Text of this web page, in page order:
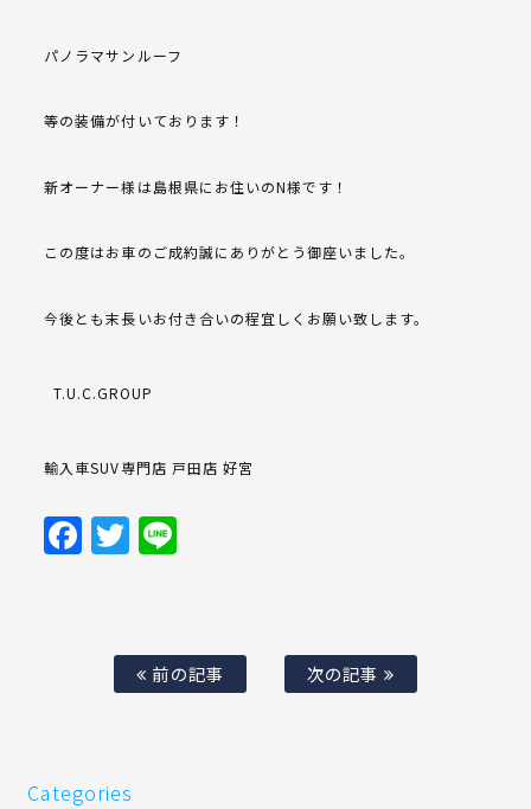
パノラマサンルーフ
等の装備が付いております！
新オーナー様は島根県にお住いのN様です！
この度はお車のご成約誠にありがとう御座いました。
今後とも末長いお付き合いの程宜しくお願い致します。
T.U.C.GROUP
輸入車SUV専門店 戸田店 好宮
Facebook
Twitter
前の記事 次の記事
Categories